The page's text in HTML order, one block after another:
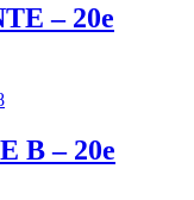
– 20e
B – 20e